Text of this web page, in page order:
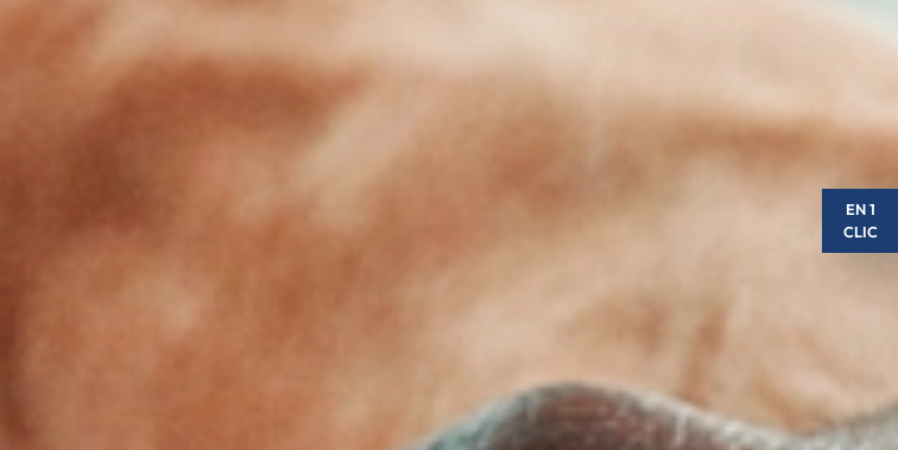
EN 1
CLIC